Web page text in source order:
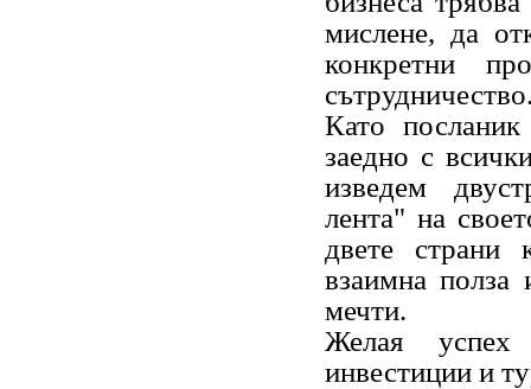
мислене, да
конкретни
Като
заедно с
изведем
лента" на
двете страни
взаимна полза
мечти.
Желая успех
инвестиции и